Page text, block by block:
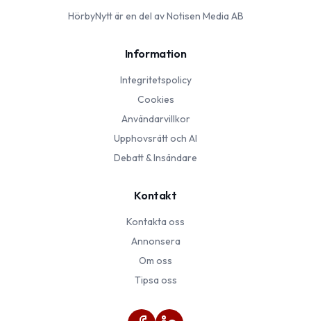
HörbyNyttär en del av Notisen Media AB
Information
Integritetspolicy
Cookies
Användarvillkor
Upphovsrätt och AI
Debatt & Insändare
Kontakt
Kontakta oss
Annonsera
Om oss
Tipsa oss